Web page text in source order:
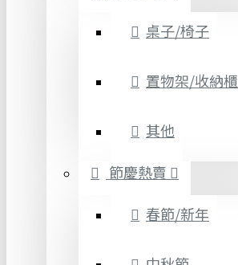
桌子/椅子
置物架/收納櫃
其他
節慶熱賣
春節/新年